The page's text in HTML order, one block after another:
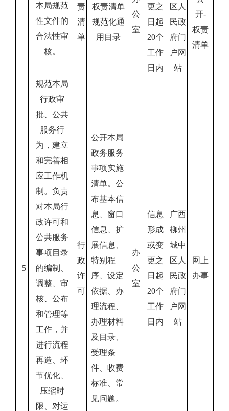
本局规范
性文件的
合法性审
核。
责
清
单
权责清单
规范化通
用目录
公
室
更之
日起
20个
工作
日内
区人
民政
府门
户网
站
开-
权责
清单
5
规范本局
行政审
批、公共
服务行
为，建立
和完善相
应工作机
制。负责
对本局行
政许可和
公共服务
事项目录
的编制、
调整、审
核、公布
和管理等
工作，并
进行流程
再造、环
节优化、
压缩时
限、对运
行
政
许
可
公开本局
政务服务
事项实施
清单。公
布基本信
息、窗口
信息、扩
展信息、
特别程
序、设定
依据、办
理流程、
办理材料
及目录、
受理条
件、收费
标准、常
见问题。
办
公
室
信息
形成
或变
更之
日起
20个
工作
日内
广西
柳州
城中
区人
民政
府门
户网
站
网上
办事